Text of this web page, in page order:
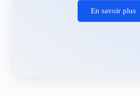
En savoir plus